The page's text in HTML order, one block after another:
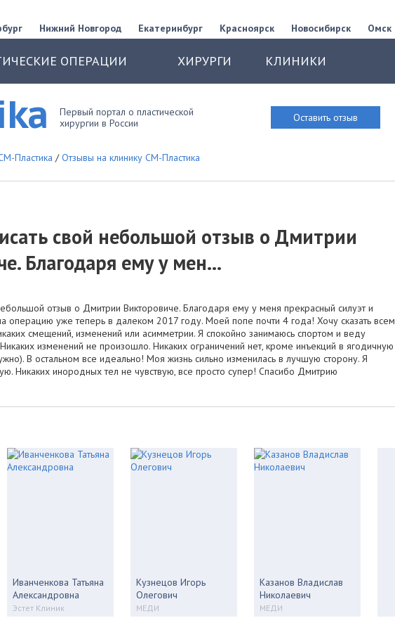
Нижний Новгород Екатеринбург Красноярск Новосибирск Омск
ОПЕРАЦИИ ХИРУРГИ КЛИНИКИ
Первый портал о пластической
хирургии в России
Оставить отзыв
Пластика /Отзывы на клинику СМ-Пластика
свой небольшой отзыв о Дмитрии
Благодаря ему у мен...
отзыв о Дмитрии Викторовиче. Благодаря ему у меня прекрасный силуэт и
операцию уже теперь в далеком 2017 году. Моей попе почти 4 года! Хочу сказать всем
смещений, изменений или асимметрии. Я спокойно занимаюсь спортом и веду
изменений не произошло. Никаких ограничений нет, кроме инъекций в ягодичную
В остальном все идеально! Моя жизнь сильно изменилась в лучшую сторону. Я
Никаких инородных тел не чувствую, все просто супер! Спасибо Дмитрию
Иванченкова Татьяна
Александровна
Эстет Клиник
Кузнецов Игорь
Олегович
МЕДИ
Казанов Владислав
Николаевич
МЕДИ